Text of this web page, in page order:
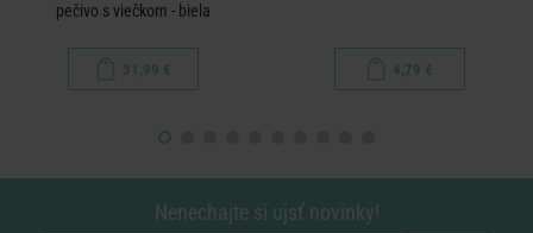
pečivo s viečkom - biela
31,99 € 4,79 €
Nenechajte si ujsť novinky!